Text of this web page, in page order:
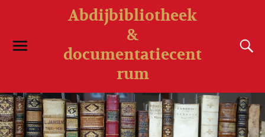
Abdijbibliotheek
&
documentatiecent
rum